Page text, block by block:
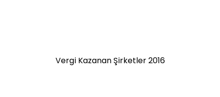
Vergi Kazanan Şirketler 2016